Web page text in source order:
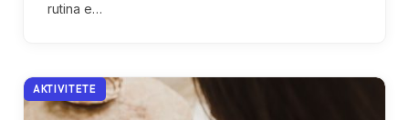
rutina e…
AKTIVITETE